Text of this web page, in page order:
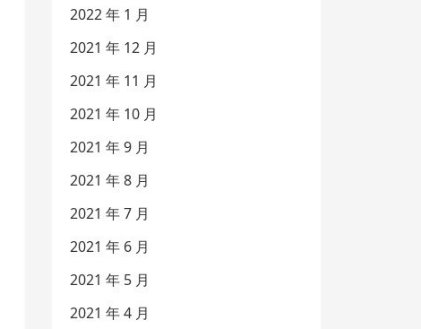
2022 年 1 月
2021 年 12 月
2021 年 11 月
2021 年 10 月
2021 年 9 月
2021 年 8 月
2021 年 7 月
2021 年 6 月
2021 年 5 月
2021 年 4 月